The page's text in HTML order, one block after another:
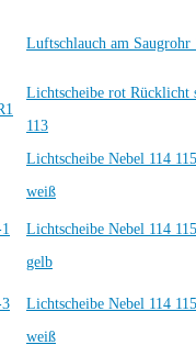
Luftschlauch am Saugrohr
Lichtscheibe rot Rücklicht
113
Lichtscheibe Nebel 114
weiß
Lichtscheibe Nebel 114
gelb
Lichtscheibe Nebel 114
weiß